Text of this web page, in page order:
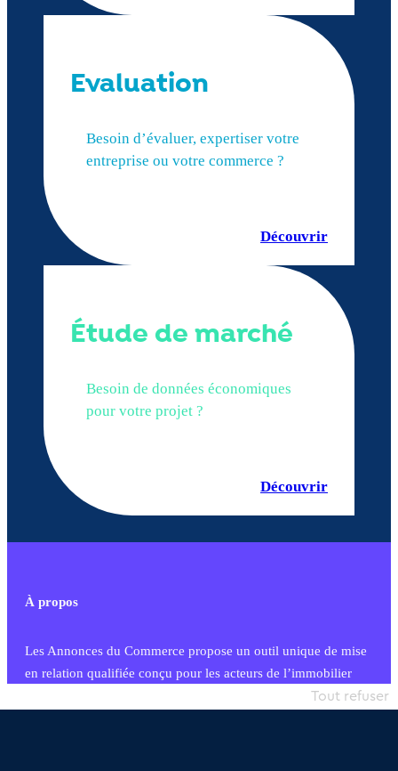
Evaluation
Besoin d’évaluer, expertiser votre
entreprise ou votre commerce ?
Découvrir
Étude de marché
Besoin de données économiques
pour votre projet ?
Découvrir
À propos
Les Annonces du Commerce propose un outil unique de mise
en relation qualifiée conçu pour les acteurs de l’immobilier
commercial et les collectivités territoriales, simple et intégrant
Tout refuser